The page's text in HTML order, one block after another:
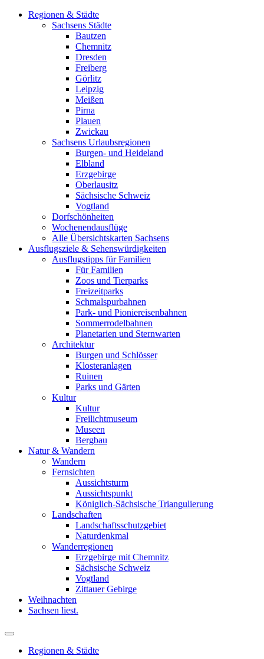
Regionen & Städte
Sachsens Städte
Bautzen
Chemnitz
Dresden
Freiberg
Görlitz
Leipzig
Meißen
Pirna
Plauen
Zwickau
Sachsens Urlaubsregionen
Burgen- und Heideland
Elbland
Erzgebirge
Oberlausitz
Sächsische Schweiz
Vogtland
Dorfschönheiten
Wochenendausflüge
Alle Übersichtskarten Sachsens
Ausflugsziele & Sehenswürdigkeiten
Ausflugstipps für Familien
Für Familien
Zoos und Tierparks
Freizeitparks
Schmalspurbahnen
Park- und Pioniereisenbahnen
Sommerrodelbahnen
Planetarien und Sternwarten
Architektur
Burgen und Schlösser
Klosteranlagen
Ruinen
Parks und Gärten
Kultur
Kultur
Freilichtmuseum
Museen
Bergbau
Natur & Wandern
Wandern
Fernsichten
Aussichtsturm
Aussichtspunkt
Königlich-Sächsische Triangulierung
Landschaften
Landschaftsschutzgebiet
Naturdenkmal
Wanderregionen
Erzgebirge mit Chemnitz
Sächsische Schweiz
Vogtland
Zittauer Gebirge
Weihnachten
Sachsen liest.
Regionen & Städte